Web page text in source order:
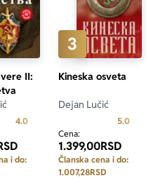
od 5
II:
4.0 Prosecna ocena je 4.0 od 5
i do:
3
Kineska osveta
Dejan Lučić
5.0
Cena:
1.399,00RSD
Članska cena i do:
1.007,28RSD